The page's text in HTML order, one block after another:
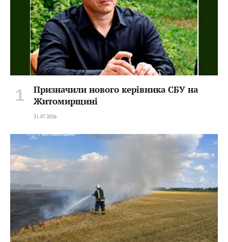
Призначили нового керівника СБУ на
Житомирщині
31.07.2026